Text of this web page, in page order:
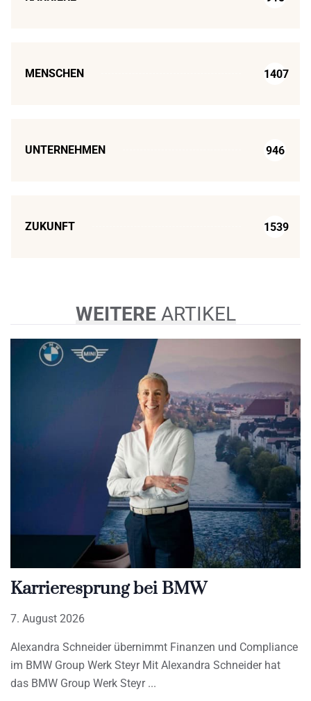
MENSCHEN 1407
UNTERNEHMEN 946
ZUKUNFT 1539
WEITEREARTIKEL
Karrieresprung bei BMW
7. August 2026
Alexandra Schneider übernimmt Finanzen und Compliance
im BMW Group Werk Steyr Mit Alexandra Schneider hat
das BMW Group Werk Steyr